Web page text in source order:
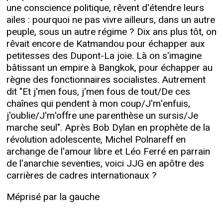
une conscience politique, rêvent d'étendre leurs
ailes : pourquoi ne pas vivre ailleurs, dans un autre
peuple, sous un autre régime ? Dix ans plus tôt, on
rêvait encore de Katmandou pour échapper aux
petitesses des Dupont-La joie. Là on s'imagine
bâtissant un empire à Bangkok, pour échapper au
règne des fonctionnaires socialistes. Autrement
dit "Et j'men fous, j'men fous de tout/De ces
chaînes qui pendent à mon coup/J'm'enfuis,
j'oublie/J'm'offre une parenthèse un sursis/Je
marche seul". Après Bob Dylan en prophète de la
révolution adolescente, Michel Polnareff en
archange de l'amour libre et Léo Ferré en parrain
de l'anarchie seventies, voici JJG en apôtre des
carrières de cadres internationaux ?
Méprisé par la gauche